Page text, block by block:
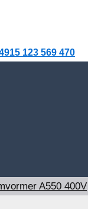
123 569 470
A550 400V